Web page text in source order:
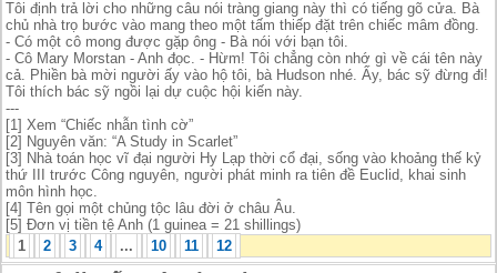
Tôi định trả lời cho những câu nói tràng giang này thì có tiếng gõ cửa. Bà
chủ nhà trọ bước vào mang theo một tấm thiếp đặt trên chiếc mâm đồng.
- Có một cô mong được gặp ông - Bà nói với bạn tôi.
- Cô Mary Morstan - Anh đọc. - Hừm! Tôi chẳng còn nhớ gì về cái tên này
cả. Phiền bà mời người ấy vào hộ tôi, bà Hudson nhé. Ấy, bác sỹ đừng đi!
Tôi thích bác sỹ ngồi lại dự cuộc hội kiến này.
---
[1] Xem “Chiếc nhẫn tình cờ”
[2] Nguyên văn: “A Study in Scarlet”
[3] Nhà toán học vĩ đại người Hy Lạp thời cổ đại, sống vào khoảng thế kỷ
thứ III trước Công nguyên, người phát minh ra tiên đề Euclid, khai sinh
môn hình học.
[4] Tên gọi một chủng tộc lâu đời ở châu Âu.
[5] Đơn vị tiền tệ Anh (1 guinea = 21 shillings)
1
2 3 4 ... 10 11 12